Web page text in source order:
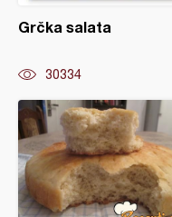
Grčka salata
30334